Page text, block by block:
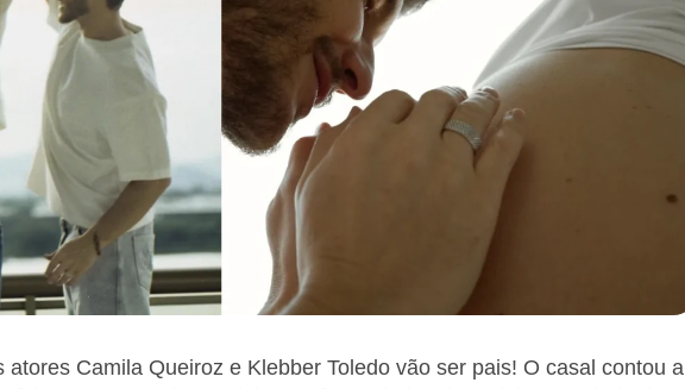
atores Camila Queiroz e Klebber Toledo vão ser pais! O casal contou a